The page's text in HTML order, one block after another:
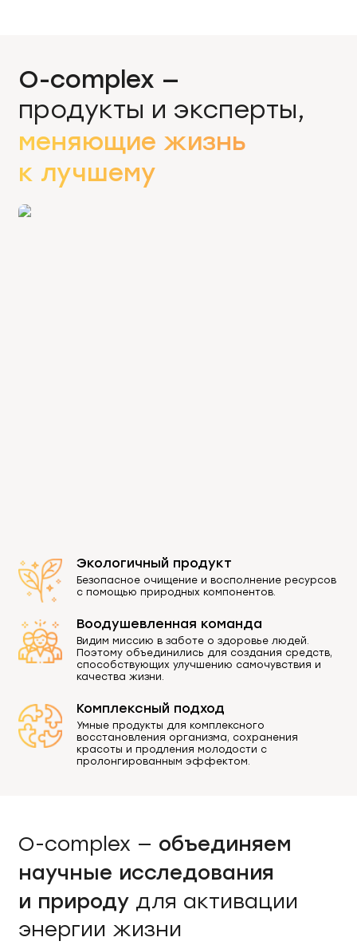
O-complex —
продукты и эксперты,
меняющие жизнь
к лучшему
Экологичный продукт
Безопасное очищение и восполнение ресурсов
с помощью природных компонентов.
Воодушевленная команда
Видим миссию в заботе о здоровье людей.
Поэтому объединились для создания средств,
способствующих улучшению самочувствия и
качества жизни.
Комплексный подход
Умные продукты для комплексного
восстановления организма, сохранения
красоты и продления молодости с
пролонгированным эффектом.
O-complex — объединяем
научные исследования
и природу для активации
энергии жизни